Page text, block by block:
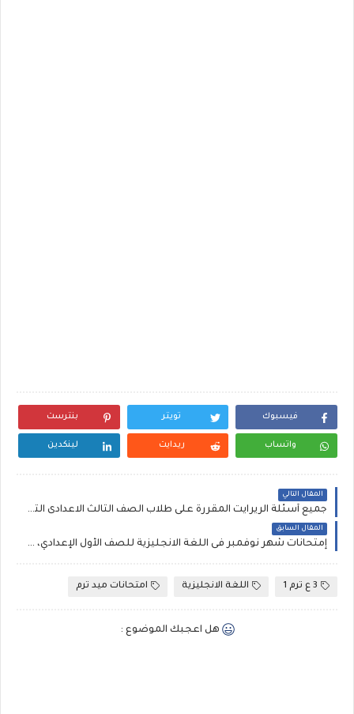
فيسبوك تويتر بنترست
واتساب ريدايت لينكدين
المقال التالي
جميع أسئلة الريرايت المقررة على طلاب الصف الثالث الاعدادى الترم الثانى حسب المواصفات الجديده، 300 سؤال Rewrite للشهادة الاعدادية ملفات مجمعة
المقال السابق
إمتحانات شهر نوفمبر فى اللغة الانجليزية للصف الأول الإعدادي، مراجعة إنجليزي أولى إعدادي 2026 مستر مصطفى محمود
3 ع ترم 1 اللغة الانجليزية امتحانات ميد ترم
هل اعجبك الموضوع :